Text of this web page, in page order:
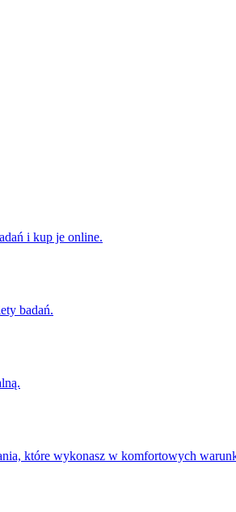
i kup je online.
badań.
które wykonasz w komfortowych